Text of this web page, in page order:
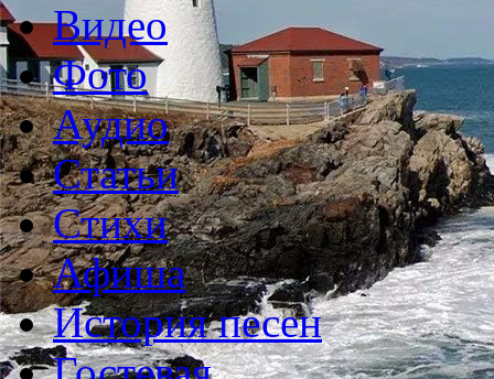
Видео
Фото
Аудио
Статьи
Стихи
Афиша
История песен